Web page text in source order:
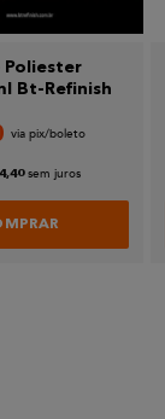
Poliester
Bt-Refinish
,40 sem juros